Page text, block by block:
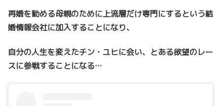
再婚を勧める母親のために上流層だけ専門にするという結
婚情報会社に加入することになり、
自分の人生を変えたチン・ユヒに会い、とある欲望のレー
スに参戦することになる…